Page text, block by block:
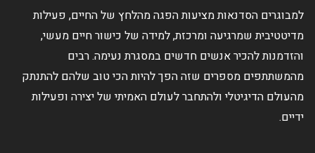
למבוגרים הסדנאות מציעות הפגה מהלחץ של החיים, פעילות
מדיטטיבית שמרגיעה ומרכזת, למידה של כישור חיים מעשי,
והזדמנות להכיר אנשים חדשים במסגרת נעימה. רבים
מהמשתתפים מספרים שזה הפך להיות הכי טוב שלהם להתנתק
מהעולם הדיגיטלי ולהתחבר לעולם האמיתי של יצירה ופעילות
ידיים.